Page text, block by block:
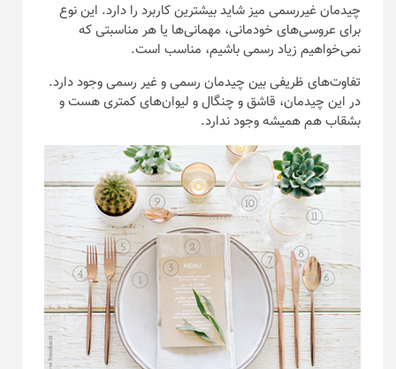
چیدمان غیررسمی میز شاید بیشترین کاربرد را دارد. این نوع
برای عروسی‌های خودمانی، مهمانی‌ها یا هر مناسبتی که
نمی‌خواهیم زیاد رسمی باشیم، مناسب است.
تفاوت‌های ظریفی بین چیدمان رسمی و غیر رسمی وجود دارد.
در این چیدمان، قاشق و چنگال و لیوان‌های کمتری هست و
بشقاب هم همیشه وجود ندارد.